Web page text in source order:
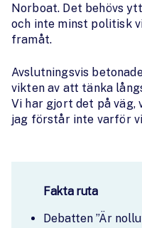
Norboat. Det behövs
och inte minst politisk
framåt.
Avslutningsvis
vikten av att tänka
Vi har gjort det på väg,
jag förstår inte varför
Fakta ruta
Debatten ”Är